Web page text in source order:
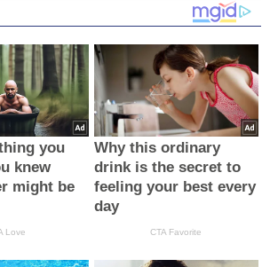
you
knew
might be
Love
Why this ordinary
drink is the secret to
feeling your best every
day
CTA Favorite